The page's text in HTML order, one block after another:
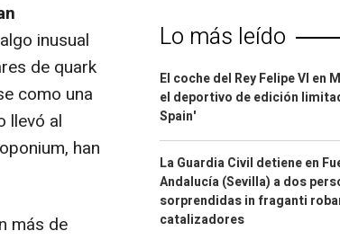
inusual
de quark
como una
llevó al
han
más de
Lo más leído
El coche del Rey Felipe VI en
el deportivo de edición
Spain'
La Guardia Civil detiene en
Andalucía (Sevilla) a dos
sorprendidas in fraganti
catalizadores